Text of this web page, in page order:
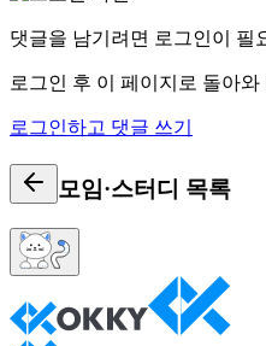
댓글을 남기려면 로그인이 필
로그인 후 이 페이지로 돌아
로그인하고 댓글 쓰기
모임·스터디 목록